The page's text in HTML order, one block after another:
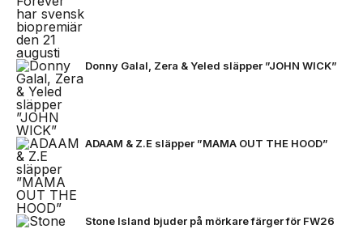
Donny Galal, Zera & Yeled släpper ”JOHN WICK”
ADAAM & Z.E släpper ”MAMA OUT THE HOOD”
Stone Island bjuder på mörkare färger för FW26